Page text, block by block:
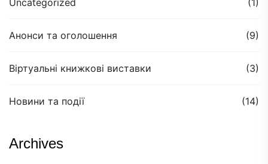
Uncategorized (1)
Анонси та оголошення (9)
Віртуальні книжкові виставки (3)
Новини та події (14)
Archives